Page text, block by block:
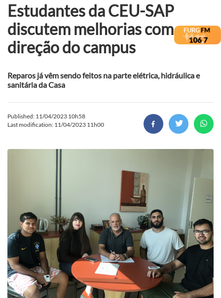
Estudantes da CEU-SAP
discutem melhorias com
direção do campus
Reparos já vêm sendo feitos na parte elétrica, hidráulica e
sanitária da Casa
Published: 11/04/2023 10h58
Last modification: 11/04/2023 11h00